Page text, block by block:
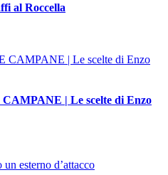
al Roccella
| Le scelte di Enzo